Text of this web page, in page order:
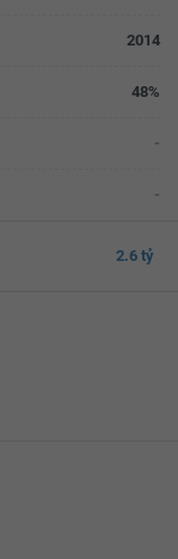
2014
48%
-
-
2.6 tỷ